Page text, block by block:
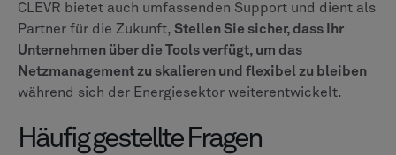
CLEVR bietet auch umfassenden Support und dient als
Partner für die Zukunft, Stellen Sie sicher, dass Ihr
Unternehmen über die Tools verfügt, um das
Netzmanagement zu skalieren und flexibel zu bleiben
während sich der Energiesektor weiterentwickelt.
Häufig gestellte Fragen